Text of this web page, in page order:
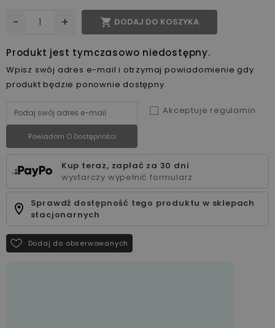
- +  DODAJ DO KOSZYKA
Produkt jest tymczasowo niedostępny.
Wpisz swój adres e-mail i otrzymaj powiadomienie gdy
produkt będzie ponownie dostępny.
Akceptuje regulamin
Powiadom O Dostępności
Kup teraz, zapłać za 30 dni
wystarczy wypełnić formularz
Sprawdź dostępność tego produktu w sklepach
stacjonarnych
Dodaj do obserwowanych